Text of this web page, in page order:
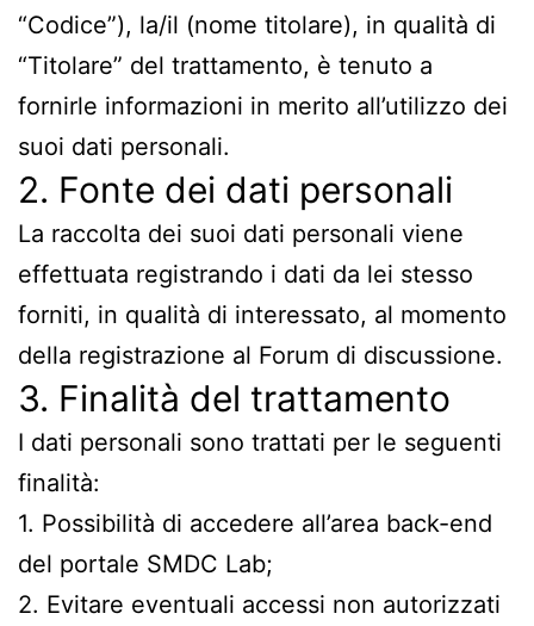
“Codice”), la/il (nome titolare), in qualità di
“Titolare” del trattamento, è tenuto a
fornirle informazioni in merito all’utilizzo dei
suoi dati personali.
2. Fonte dei dati personali
La raccolta dei suoi dati personali viene
effettuata registrando i dati da lei stesso
forniti, in qualità di interessato, al momento
della registrazione al Forum di discussione.
3. Finalità del trattamento
I dati personali sono trattati per le seguenti
finalità:
1. Possibilità di accedere all’area back-end
del portale SMDC Lab;
2. Evitare eventuali accessi non autorizzati